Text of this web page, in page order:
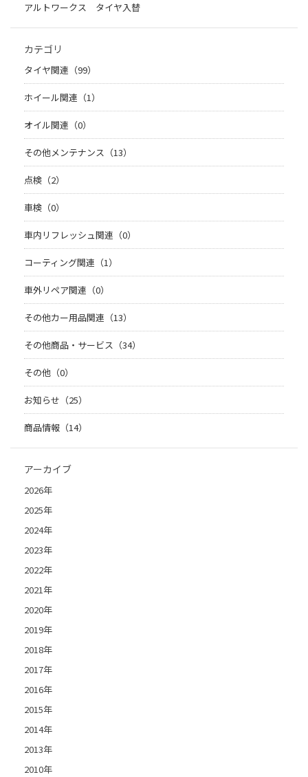
アルトワークス タイヤ入替
カテゴリ
タイヤ関連（99）
ホイール関連（1）
オイル関連（0）
その他メンテナンス（13）
点検（2）
車検（0）
車内リフレッシュ関連（0）
コーティング関連（1）
車外リペア関連（0）
その他カー用品関連（13）
その他商品・サービス（34）
その他（0）
お知らせ（25）
商品情報（14）
アーカイブ
2026年
2025年
2024年
2023年
2022年
2021年
2020年
2019年
2018年
2017年
2016年
2015年
2014年
2013年
2010年